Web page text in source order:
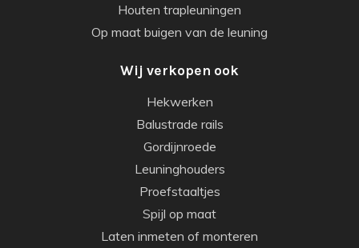
Houten trapleuningen
Op maat buigen van de leuning
Wij verkopen ook
Hekwerken
Balustrade rails
Gordijnroede
Leuninghouders
Proefstaaltjes
Spijl op maat
Laten inmeten of monteren